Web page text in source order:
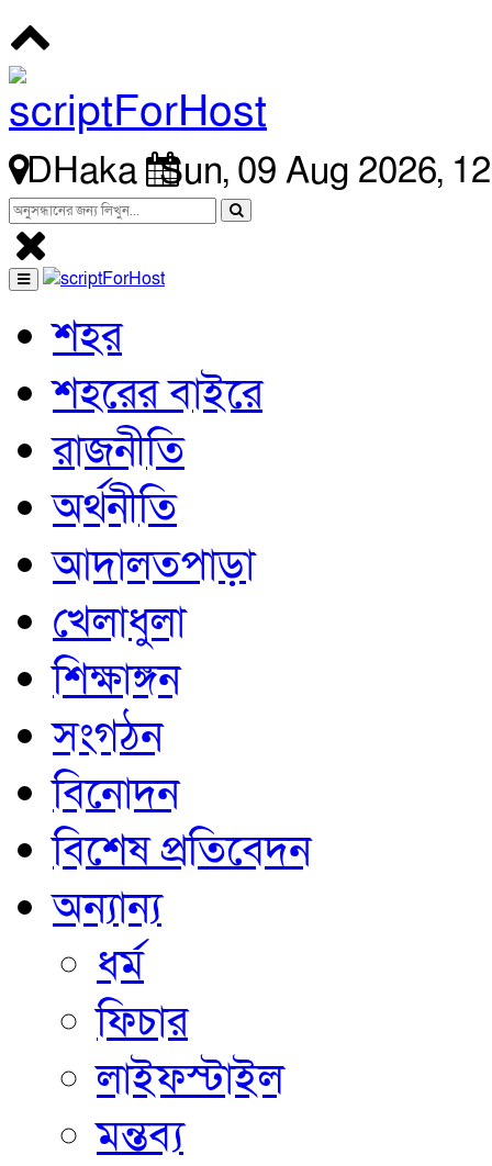
DHaka Sun, 09 Aug 2026,
শহর
শহরের বাইরে
রাজনীতি
অর্থনীতি
আদালতপাড়া
খেলাধুলা
শিক্ষাঙ্গন
সংগঠন
বিনোদন
বিশেষ প্রতিবেদন
অন্যান্য
ধর্ম
ফিচার
লাইফস্টাইল
মন্তব্য